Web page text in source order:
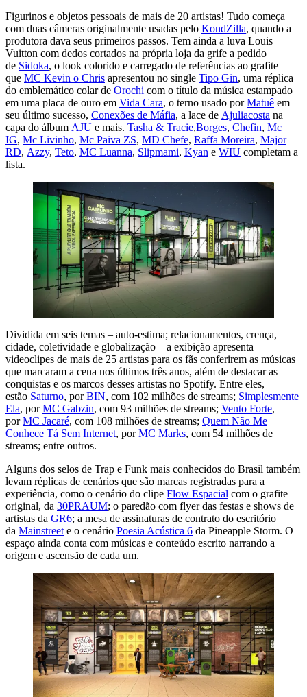
Figurinos e objetos pessoais de mais de 20 artistas! Tudo começa
com duas câmeras originalmente usadas pelo KondZilla, quando a
produtora dava seus primeiros passos. Tem ainda a luva Louis
Vuitton com dedos cortados na própria loja da grife a pedido
de Sidoka, o look colorido e carregado de referências ao grafite
que MC Kevin o Chris apresentou no single Tipo Gin, uma réplica
do emblemático colar de Orochi com o título da música estampado
em uma placa de ouro em Vida Cara, o terno usado porMatuê em
seu último sucesso, Conexões de Máfia, a lace de Ajuliacosta na
capa do álbum AJU e mais. Tasha & Tracie,Borges, Chefin, Mc
IG, Mc Livinho, Mc Paiva ZS, MD Chefe, Raffa Moreira, Major
RD, Azzy, Teto, MC Luanna, Slipmami, Kyan e WIU completam a
lista.
Dividida em seis temas – auto-estima; relacionamentos, crença,
cidade, coletividade e globalização – a exibição apresenta
videoclipes de mais de 25 artistas para os fãs conferirem as músicas
que marcaram a cena nos últimos três anos, além de destacar as
conquistas e os marcos desses artistas no Spotify. Entre eles,
estão Saturno, porBIN, com 102 milhões de streams; Simplesmente
Ela, porMC Gabzin, com 93 milhões de streams; Vento Forte,
porMC Jacaré, com 108 milhões de streams; Quem Não Me
Conhece Tá Sem Internet, porMC Marks, com 54 milhões de
streams; entre outros.
Alguns dos selos de Trap e Funk mais conhecidos do Brasil também
levam réplicas de cenários que são marcas registradas para a
experiência, como o cenário do clipe Flow Espacial com o grafite
original, da 30PRAUM; o paredão com flyer das festas e shows de
artistas da GR6; a mesa de assinaturas de contrato do escritório
da Mainstreete o cenário Poesia Acústica 6 da Pineapple Storm. O
espaço ainda conta com músicas e conteúdo escrito narrando a
origem e ascensão de cada um.